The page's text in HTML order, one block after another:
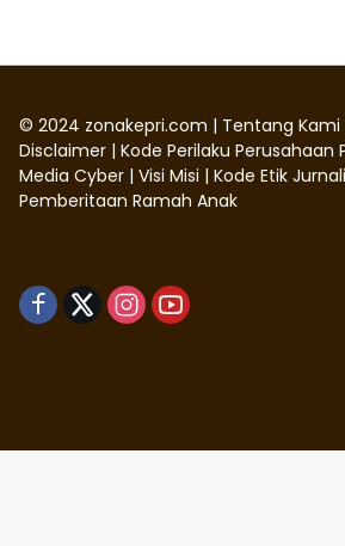
© 2024 zonakepri.com | Tentang Kami
Disclaimer | Kode Perilaku Perusahaan
Media Cyber | Visi Misi | Kode Etik
Pemberitaan Ramah Anak